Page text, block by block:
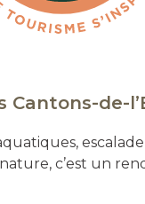
de-
c’est un